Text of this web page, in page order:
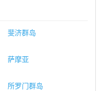
斐济群岛
萨摩亚
所罗门群岛